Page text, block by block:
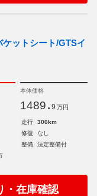
ットシート/GTSイ
本体価格
1489. 9 万円
走行
300km
修復
なし
整備
法定整備付
・在庫確認